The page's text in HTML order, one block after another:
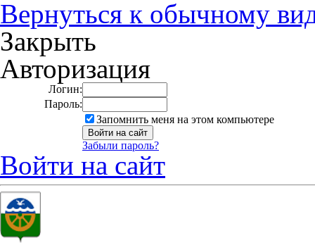
Вернуться к обычному
Закрыть
Авторизация
Логин:
Пароль:
Запомнить меня на этом компьютере
Забыли пароль?
Войти на сайт